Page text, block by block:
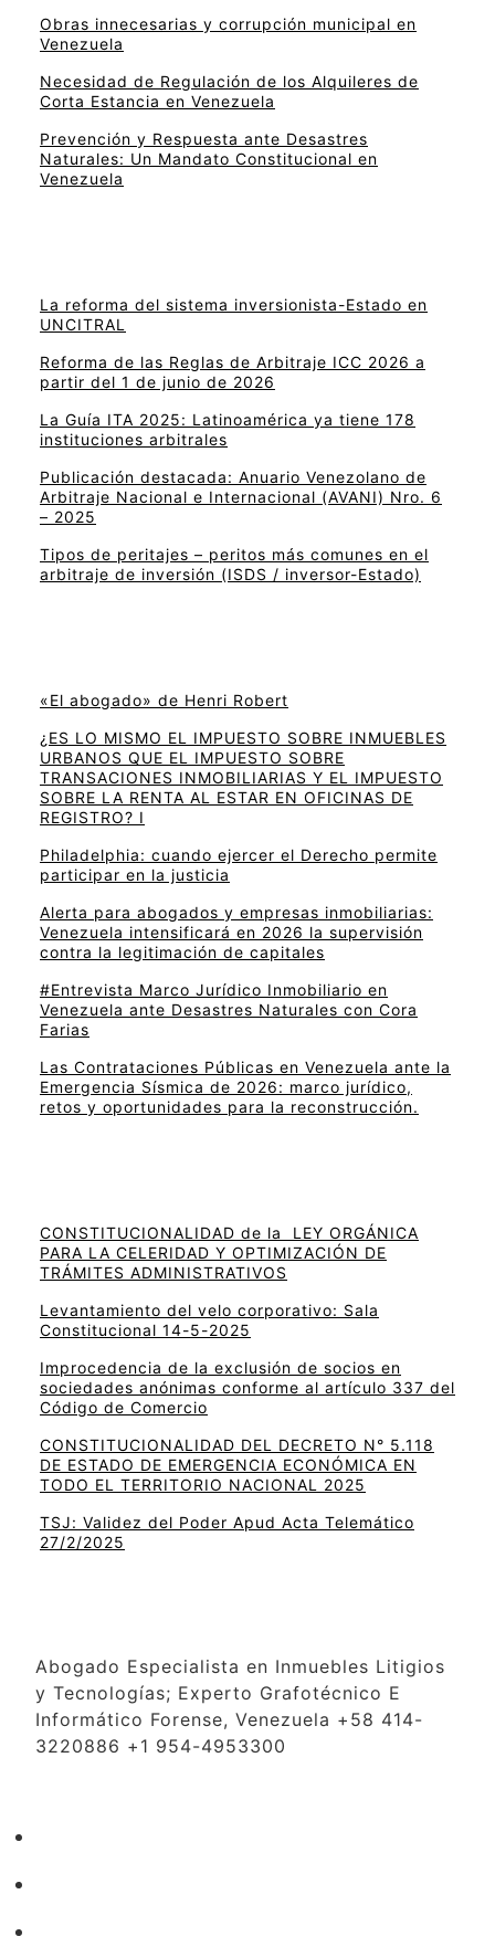
Obras innecesarias y corrupción municipal en
Venezuela
Necesidad de Regulación de los Alquileres de
Corta Estancia en Venezuela
Prevención y Respuesta ante Desastres
Naturales: Un Mandato Constitucional en
Venezuela
La reforma del sistema inversionista-Estado en
UNCITRAL
Reforma de las Reglas de Arbitraje ICC 2026 a
partir del 1 de junio de 2026
La Guía ITA 2025: Latinoamérica ya tiene 178
instituciones arbitrales
Publicación destacada: Anuario Venezolano de
Arbitraje Nacional e Internacional (AVANI) Nro. 6
– 2025
Tipos de peritajes – peritos más comunes en el
arbitraje de inversión (ISDS / inversor-Estado)
«El abogado» de Henri Robert
¿ES LO MISMO EL IMPUESTO SOBRE INMUEBLES
URBANOS QUE EL IMPUESTO SOBRE
TRANSACIONES INMOBILIARIAS Y EL IMPUESTO
SOBRE LA RENTA AL ESTAR EN OFICINAS DE
REGISTRO? I
Philadelphia: cuando ejercer el Derecho permite
participar en la justicia
Alerta para abogados y empresas inmobiliarias:
Venezuela intensificará en 2026 la supervisión
contra la legitimación de capitales
#Entrevista Marco Jurídico Inmobiliario en
Venezuela ante Desastres Naturales con Cora
Farias
Las Contrataciones Públicas en Venezuela ante la
Emergencia Sísmica de 2026: marco jurídico,
retos y oportunidades para la reconstrucción.
CONSTITUCIONALIDAD de la LEY ORGÁNICA
PARA LA CELERIDAD Y OPTIMIZACIÓN DE
TRÁMITES ADMINISTRATIVOS
Levantamiento del velo corporativo: Sala
Constitucional 14-5-2025
Improcedencia de la exclusión de socios en
sociedades anónimas conforme al artículo 337 del
Código de Comercio
CONSTITUCIONALIDAD DEL DECRETO N° 5.118
DE ESTADO DE EMERGENCIA ECONÓMICA EN
TODO EL TERRITORIO NACIONAL 2025
TSJ: Validez del Poder Apud Acta Telemático
27/2/2025
Abogado Especialista en Inmuebles Litigios
y Tecnologías; Experto Grafotécnico E
Informático Forense, Venezuela +58 414-
3220886 +1 954-4953300